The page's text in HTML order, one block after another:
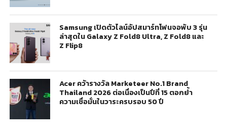
Samsung เปิดตัวไลน์อัปสมาร์ทโฟนจอพับ 3 รุ่น
ล่าสุดใน Galaxy Z Fold8 Ultra, Z Fold8 และ
Z Flip8
Acer คว้ารางวัล Marketeer No.1 Brand
Thailand 2026 ต่อเนื่องเป็นปีที่ 15 ตอกย้ำ
ความเชื่อมั่นในวาระครบรอบ 50 ปี